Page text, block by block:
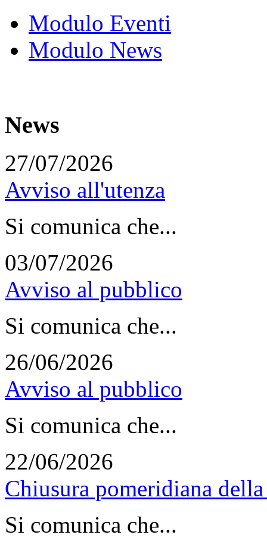
Modulo Eventi
Modulo News
News
27/07/2026
Avviso all'utenza
Si comunica che...
03/07/2026
Avviso al pubblico
Si comunica che...
26/06/2026
Avviso al pubblico
Si comunica che...
22/06/2026
Chiusura pomeridiana
Si comunica che...